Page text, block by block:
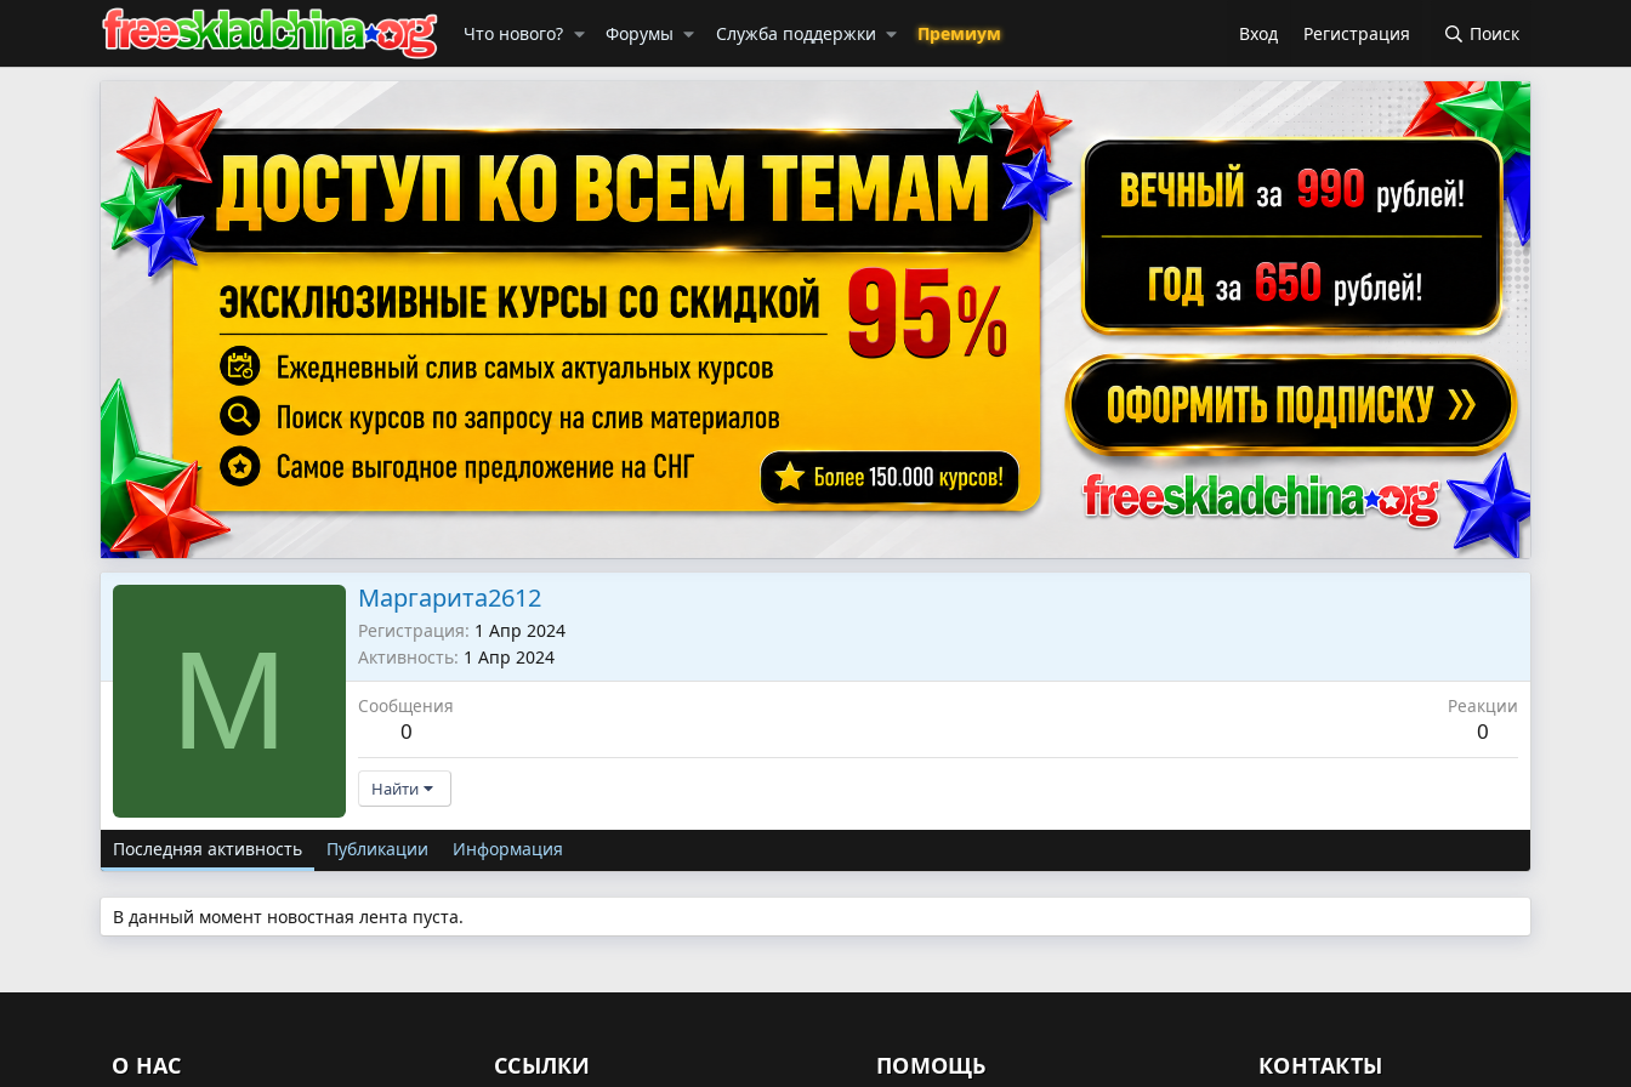
Что нового? Форумы Служба поддержки Премиум Вход Регистрация Поиск
М
Маргарита2612
Регистрация 1 Апр 2024
Активность 1 Апр 2024
Сообщения
0
Реакции
0
Найти
Последняя активность Публикации Информация
В данный момент новостная лента пуста.
О НАС ССЫЛКИ ПОМОЩЬ КОНТАКТЫ